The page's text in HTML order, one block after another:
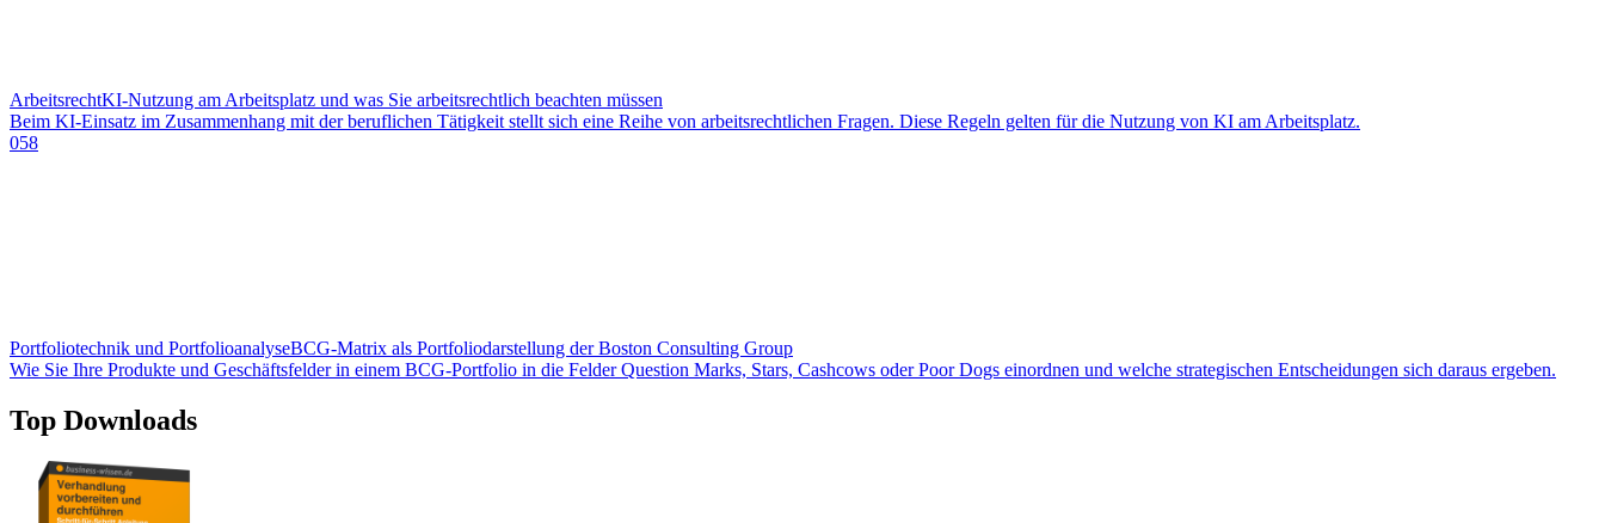
ArbeitsrechtKI-Nutzung am Arbeitsplatz und was Sie arbeitsrechtlich beachten müssen
Beim KI-Einsatz im Zusammenhang mit der beruflichen Tätigkeit stellt sich eine Reihe von arbeitsrechtlichen Fragen. Diese Regeln gelten für die Nutzung von KI am Arbeitsplatz.
058
Portfoliotechnik und PortfolioanalyseBCG-Matrix als Portfoliodarstellung der Boston Consulting Group
Wie Sie Ihre Produkte und Geschäftsfelder in einem BCG-Portfolio in die Felder Question Marks, Stars, Cashcows oder Poor Dogs einordnen und welche strategischen Entscheidungen sich daraus ergeben.
Top Downloads